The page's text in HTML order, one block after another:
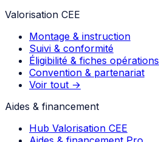
Valorisation CEE
Montage & instruction
Suivi & conformité
Éligibilité & fiches opérations
Convention & partenariat
Voir tout →
Aides & financement
Hub Valorisation CEE